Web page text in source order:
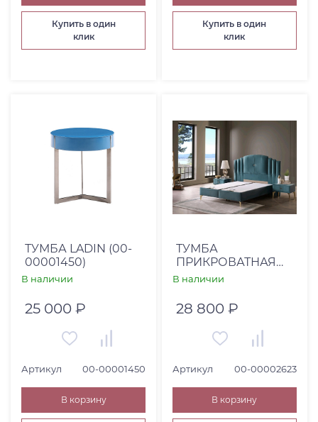
Купить в один
клик
Купить в один
клик
ТУМБА LADIN (00-
00001450)
В наличии
25 000 ₽
Артикул 00-00001450
В корзину
ТУМБА
ПРИКРОВАТНАЯ
VEYRON (00-
В наличии
28 800 ₽
Артикул 00-00002623
В корзину